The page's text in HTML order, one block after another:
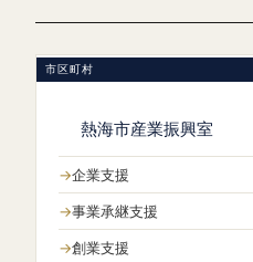
市区町村
熱海市産業振興室
企業支援
事業承継支援
創業支援